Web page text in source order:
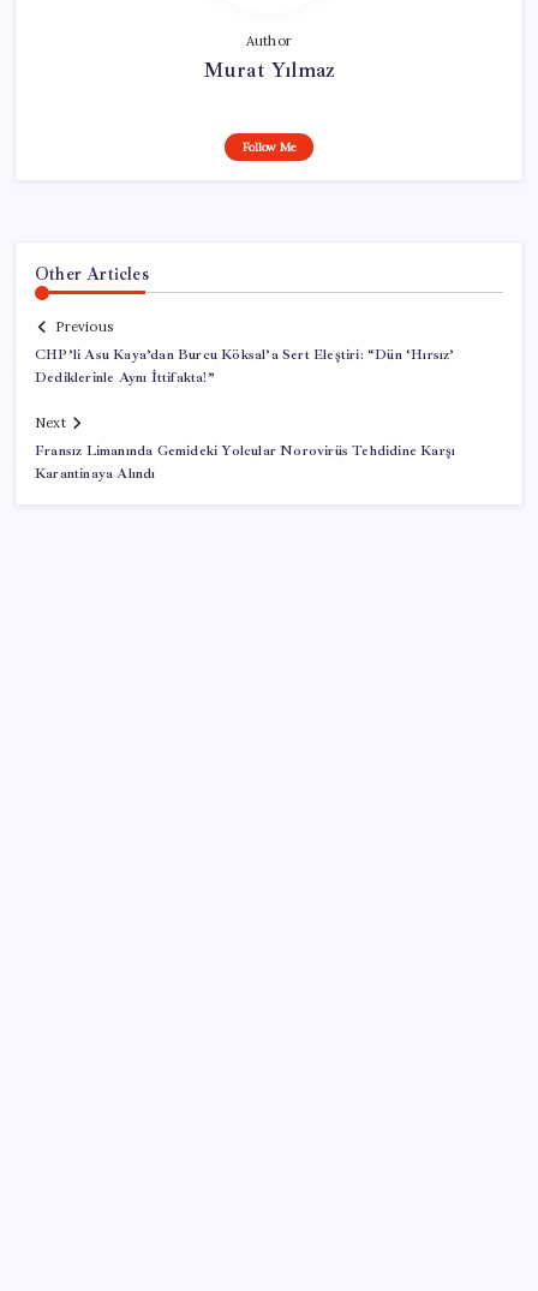
Author
Murat Yılmaz
Follow Me
Other Articles
Previous
CHP’li Asu Kaya’dan Burcu Köksal’a Sert Eleştiri: “Dün ‘Hırsız’
Dediklerinle Aynı İttifakta!”
Next
Fransız Limanında Gemideki Yolcular Norovirüs Tehdidine Karşı
Karantinaya Alındı